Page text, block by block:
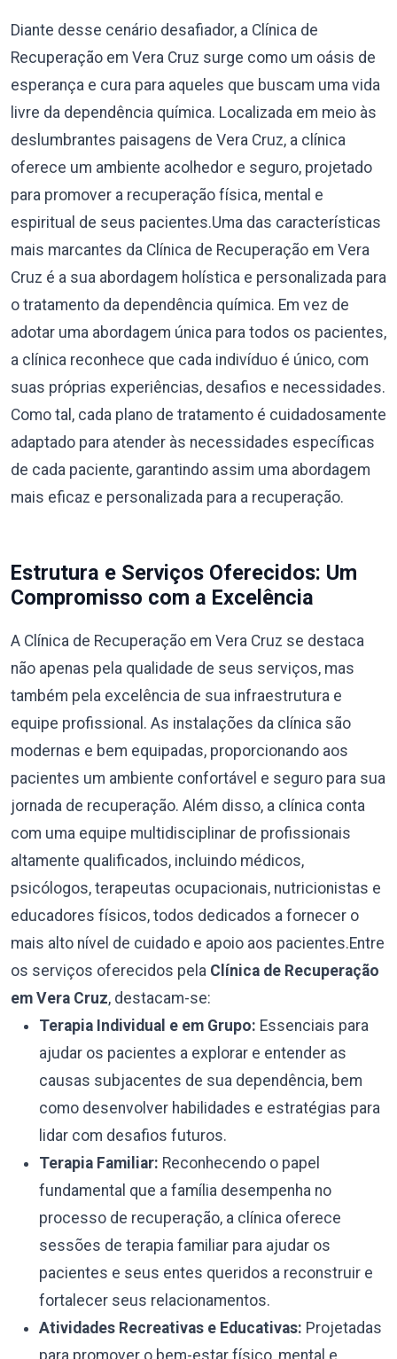
Diante desse cenário desafiador, a Clínica de
Recuperação em Vera Cruz surge como um oásis de
esperança e cura para aqueles que buscam uma vida
livre da dependência química. Localizada em meio às
deslumbrantes paisagens de Vera Cruz, a clínica
oferece um ambiente acolhedor e seguro, projetado
para promover a recuperação física, mental e
espiritual de seus pacientes.Uma das características
mais marcantes da Clínica de Recuperação em Vera
Cruz é a sua abordagem holística e personalizada para
o tratamento da dependência química. Em vez de
adotar uma abordagem única para todos os pacientes,
a clínica reconhece que cada indivíduo é único, com
suas próprias experiências, desafios e necessidades.
Como tal, cada plano de tratamento é cuidadosamente
adaptado para atender às necessidades específicas
de cada paciente, garantindo assim uma abordagem
mais eficaz e personalizada para a recuperação.
Estrutura e Serviços Oferecidos: Um
Compromisso com a Excelência
A Clínica de Recuperação em Vera Cruz se destaca
não apenas pela qualidade de seus serviços, mas
também pela excelência de sua infraestrutura e
equipe profissional. As instalações da clínica são
modernas e bem equipadas, proporcionando aos
pacientes um ambiente confortável e seguro para sua
jornada de recuperação. Além disso, a clínica conta
com uma equipe multidisciplinar de profissionais
altamente qualificados, incluindo médicos,
psicólogos, terapeutas ocupacionais, nutricionistas e
educadores físicos, todos dedicados a fornecer o
mais alto nível de cuidado e apoio aos pacientes.Entre
os serviços oferecidos pela Clínica de Recuperação
em Vera Cruz, destacam-se:
Terapia Individual e em Grupo: Essenciais para
ajudar os pacientes a explorar e entender as
causas subjacentes de sua dependência, bem
como desenvolver habilidades e estratégias para
lidar com desafios futuros.
Terapia Familiar: Reconhecendo o papel
fundamental que a família desempenha no
processo de recuperação, a clínica oferece
sessões de terapia familiar para ajudar os
pacientes e seus entes queridos a reconstruir e
fortalecer seus relacionamentos.
Atividades Recreativas e Educativas: Projetadas
para promover o bem-estar físico, mental e